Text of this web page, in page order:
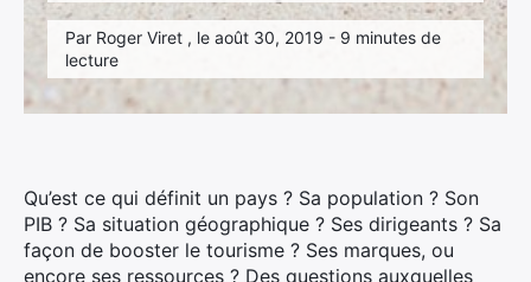
Par Roger Viret , le août 30, 2019 - 9 minutes de
lecture
Qu’est ce qui définit un pays ? Sa population ? Son
PIB ? Sa situation géographique ? Ses dirigeants ? Sa
façon de booster le tourisme ? Ses marques, ou
encore ses ressources ? Des questions auxquelles